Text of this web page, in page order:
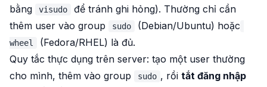
bằng
visudo
để tránh ghi hỏng). Thường chỉ cần
thêm user vào group
sudo (Debian/Ubuntu) hoặc
wheel
(Fedora/RHEL) là đủ.
Quy tắc thực dụng trên server: tạo một user thường
cho mình, thêm vào group
sudo , rồi tắt đăng nhập